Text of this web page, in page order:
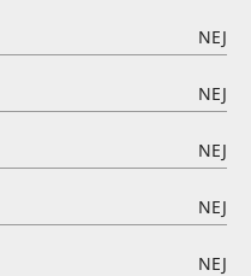
NEJ
NEJ
NEJ
NEJ
NEJ